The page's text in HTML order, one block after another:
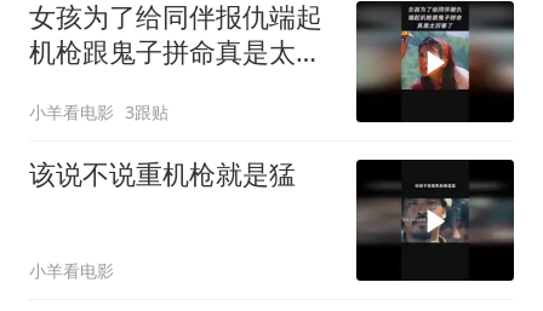
女孩为了给同伴报仇端起
机枪跟鬼子拼命真是太厉
小羊看电影 3跟贴
该说不说重机枪就是猛
小羊看电影